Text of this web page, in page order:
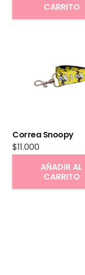
CARRITO
Correa Snoopy
$11.000
AÑADIR AL
CARRITO